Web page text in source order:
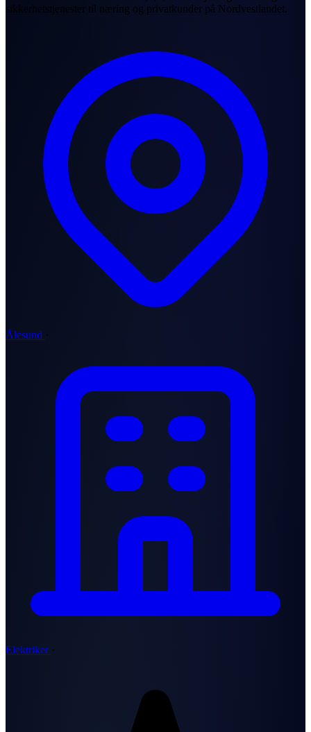
sikkerhetstjenester til næring og privatkunder på Nordvestlandet.
Ålesund ·
Elektriker ·